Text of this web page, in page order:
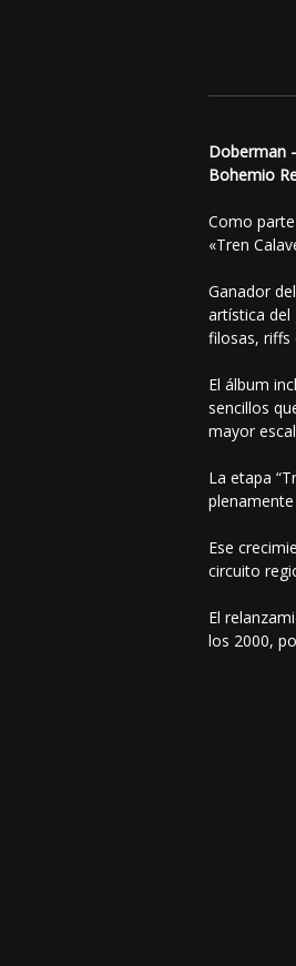
Doberman
Bohemio
Como
«Tren
Ganador
artística
filosas, riffs
El álbum
sencillos
mayor
La etapa
Ese
circuito
El
los 2000,